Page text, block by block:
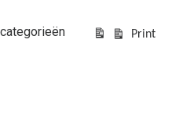
Print